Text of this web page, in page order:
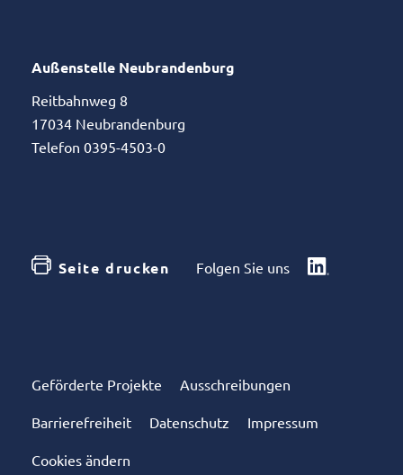
Außenstelle Neubrandenburg
Reitbahnweg 8
17034 Neubrandenburg
Telefon 0395-4503-0
Seite drucken Folgen Sie uns
Geförderte Projekte Ausschreibungen
Barrierefreiheit Datenschutz Impressum
Cookies ändern